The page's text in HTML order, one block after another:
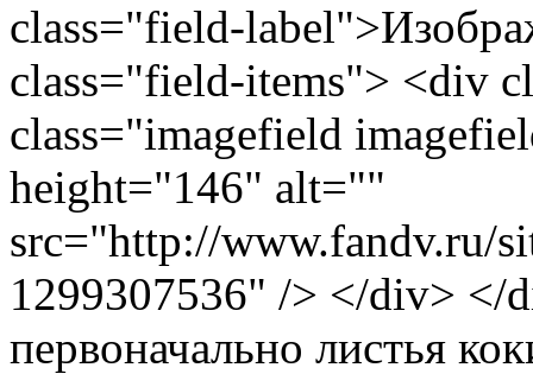
class="field-
class="field-items"> <div
class="imagefield
height="146" alt=""
src="http://www.fandv.ru/
1299307536" /> </div> </
первоначально листья